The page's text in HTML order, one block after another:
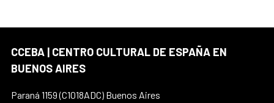
CCEBA | CENTRO CULTURAL DE ESPAÑA EN
BUENOS AIRES
Paraná 1159 (C1018ADC) Buenos Aires